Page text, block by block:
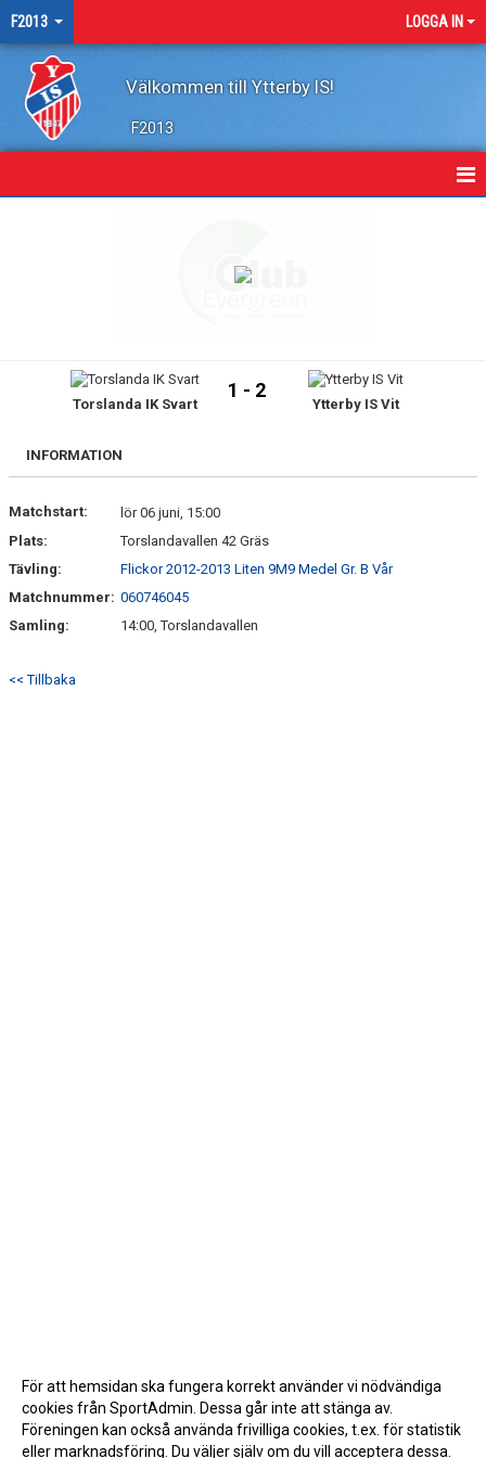
F2013 LOGGA IN
Välkommen till Ytterby IS!
F2013
BILDGALLERI
KONTAKT
Torslanda IK Svart
1 - 2
Ytterby IS Vit
INFORMATION
Matchstart:
lör 06 juni, 15:00
Plats:
Torslandavallen 42 Gräs
Tävling:
Flickor 2012-2013 Liten 9M9 Medel Gr. B Vår
Matchnummer: 060746045
Samling:
14:00, Torslandavallen
<< Tillbaka
För att hemsidan ska fungera korrekt använder vi nödvändiga
cookies från SportAdmin. Dessa går inte att stänga av.
Föreningen kan också använda frivilliga cookies, t.ex. för statistik
eller marknadsföring. Du väljer själv om du vill acceptera dessa.